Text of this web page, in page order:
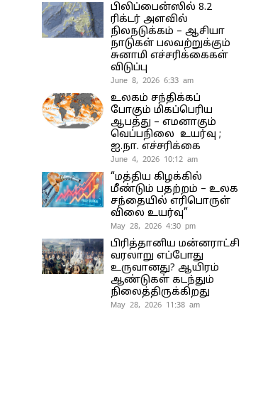
பிலிப்பைன்ஸில் 8.2
ரிக்டர் அளவில்
நிலநடுக்கம் – ஆசியா
நாடுகள் பலவற்றுக்கும்
சுனாமி எச்சரிக்கைகள்
விடுப்பு
June 8, 2026 6:33 am
உலகம் சந்திக்கப்
போகும் மிகப்பெரிய
ஆபத்து – எமனாகும்
வெப்பநிலை உயர்வு ;
ஐ.நா. எச்சரிக்கை
June 4, 2026 10:12 am
“மத்திய கிழக்கில்
மீண்டும் பதற்றம் – உலக
சந்தையில் எரிபொருள்
விலை உயர்வு”
May 28, 2026 4:30 pm
பிரித்தானிய மன்னராட்சி
வரலாறு எப்போது
உருவானது? ஆயிரம்
ஆண்டுகள் கடந்தும்
நிலைத்திருக்கிறது
May 28, 2026 11:38 am